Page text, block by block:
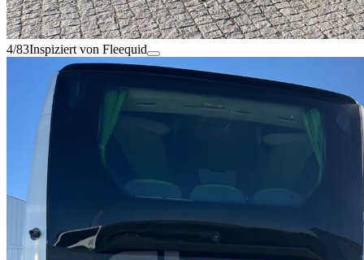
4/83Inspiziert von Fleequid